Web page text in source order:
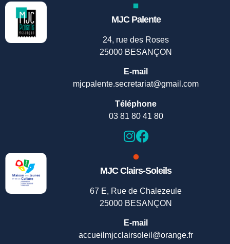
MJC Palente
24, rue des Roses
25000 BESANÇON
E-mail
mjcpalente.secretariat@gmail.com
Téléphone
03 81 80 41 80
MJC Clairs-Soleils
67 E, Rue de Chalezeule
25000 BESANÇON
E-mail
accueilmjcclairsoleil@orange.fr